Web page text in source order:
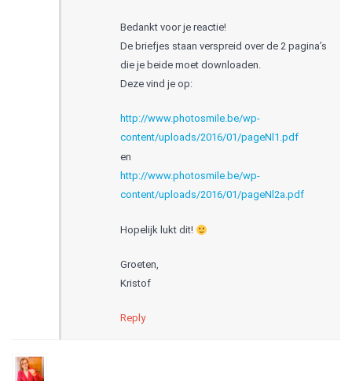
Bedankt voor je reactie!
De briefjes staan verspreid over de 2 pagina’s
die je beide moet downloaden.
Deze vind je op:
http://www.photosmile.be/wp-
content/uploads/2016/01/pageNl1.pdf
en
http://www.photosmile.be/wp-
content/uploads/2016/01/pageNl2a.pdf
Hopelijk lukt dit!
Groeten,
Kristof
Reply